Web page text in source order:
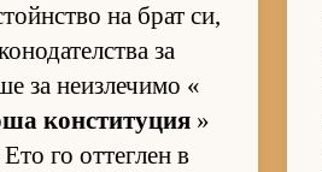
на брат си,
за
за не­из­ле­чимо «
кон­с­ти­ту­ция »
го от­тег­лен в